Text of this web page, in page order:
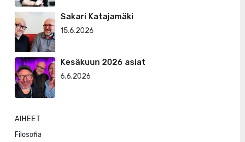
Sakari Katajamäki
15.6.2026
Kesäkuun 2026 asiat
6.6.2026
AIHEET
Filosofia